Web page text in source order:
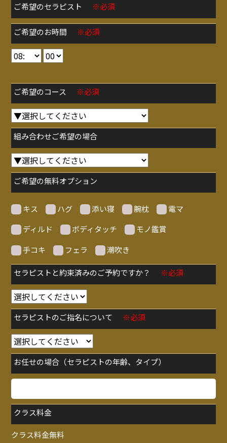
ご希望のセラピスト ※必須
ご希望のお時間 ※必須
ご希望のコース ※必須
組み合わせご希望の場合
ご希望の無料オプション
キス ハグ 添い寝 腕枕
電マ
ディルド
ボディタッチ
モノ鑑賞
手コキ
フェラ 潮吹き
セラピストと約束済みのご予約ですか？ ※必須
セラピストのご指名について ※必須
お任せの場合（セラピストの年齢、タイプ）
クラス料金
クラス料金無料